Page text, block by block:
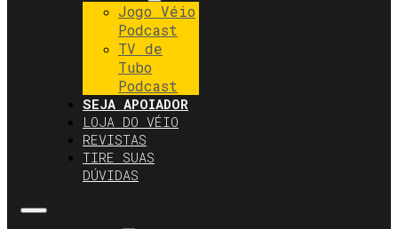
Jogo Véio
Podcast
TV de
Tubo
Podcast
SEJA APOIADOR
LOJA DO VÉIO
REVISTAS
TIRE SUAS
DÚVIDAS